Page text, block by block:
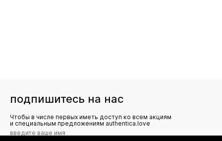
подпишитесь на нас
Чтобы в числе первых иметь доступ ко всем акциям
и специальным предложениям authentica.love